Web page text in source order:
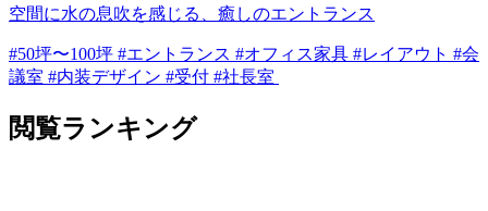
空間に水の息吹を感じる、癒しのエントランス
#50坪〜100坪 #エントランス #オフィス家具 #レイアウト #会
議室 #内装デザイン #受付 #社長室
閲覧ランキング